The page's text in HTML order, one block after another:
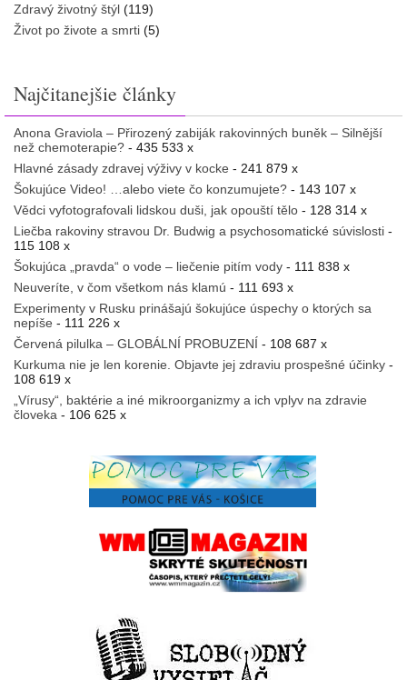
Zdravý životný štýl (119)
Život po živote a smrti (5)
Najčitanejšie články
Anona Graviola – Přirozený zabiják rakovinných buněk – Silnější
než chemoterapie? - 435 533 x
Hlavné zásady zdravej výživy v kocke - 241 879 x
Šokujúce Video! …alebo viete čo konzumujete? - 143 107 x
Vědci vyfotografovali lidskou duši, jak opouští tělo - 128 314 x
Liečba rakoviny stravou Dr. Budwig a psychosomatické súvislosti -
115 108 x
Šokujúca „pravda“ o vode – liečenie pitím vody - 111 838 x
Neuveríte, v čom všetkom nás klamú - 111 693 x
Experimenty v Rusku prinášajú šokujúce úspechy o ktorých sa
nepíše - 111 226 x
Červená pilulka – GLOBÁLNÍ PROBUZENÍ - 108 687 x
Kurkuma nie je len korenie. Objavte jej zdraviu prospešné účinky -
108 619 x
„Vírusy“, baktérie a iné mikroorganizmy a ich vplyv na zdravie
človeka - 106 625 x